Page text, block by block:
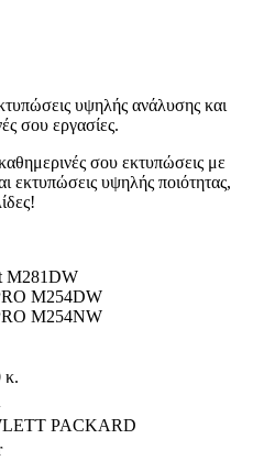
υψηλής ανάλυσης και
σου εργασίες.
σου εκτυπώσεις με
εκτυπώσεις υψηλής ποιότητας,
M281DW
M254DW
M254NW
κ.
PACKARD